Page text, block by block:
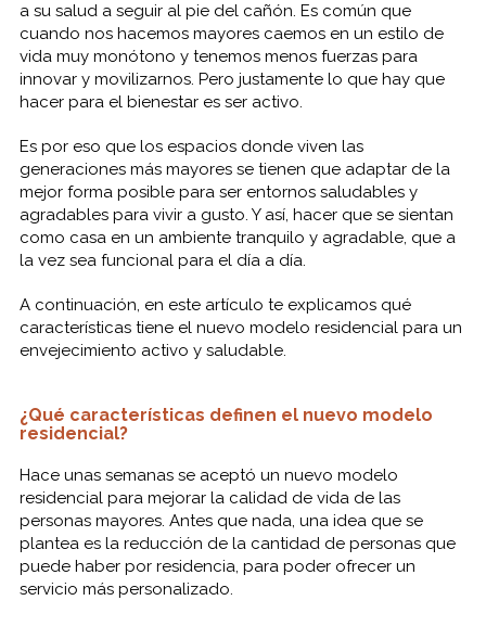
a su salud a seguir al pie del cañón. Es común que
cuando nos hacemos mayores caemos en un estilo de
vida muy monótono y tenemos menos fuerzas para
innovar y movilizarnos. Pero justamente lo que hay que
hacer para el bienestar es ser activo.
Es por eso que los espacios donde viven las
generaciones más mayores se tienen que adaptar de la
mejor forma posible para ser entornos saludables y
agradables para vivir a gusto. Y así, hacer que se sientan
como casa en un ambiente tranquilo y agradable, que a
la vez sea funcional para el día a día.
A continuación, en este artículo te explicamos qué
características tiene el nuevo modelo residencial para un
envejecimiento activo y saludable.
¿Qué características definen el nuevo modelo
residencial?
Hace unas semanas se aceptó un nuevo modelo
residencial para mejorar la calidad de vida de las
personas mayores. Antes que nada, una idea que se
plantea es la reducción de la cantidad de personas que
puede haber por residencia, para poder ofrecer un
servicio más personalizado.